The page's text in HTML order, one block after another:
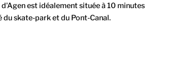
est idéalement située à 10 minutes
skate-park et du Pont-Canal.